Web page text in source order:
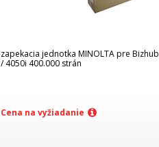
zapekacia jednotka MINOLTA pre Bizhub
/ 4050i 400.000 strán
Cena na vyžiadanie